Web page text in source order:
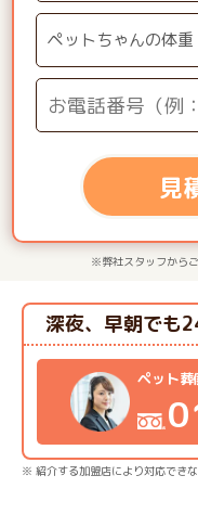
見
※弊社スタッフから
ペット葬
深夜、早朝でも
※ 紹介する加盟店により対応できな